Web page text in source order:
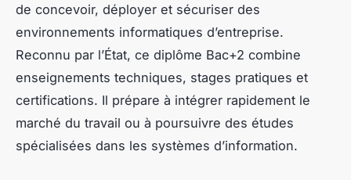
de concevoir, déployer et sécuriser des
environnements informatiques d’entreprise.
Reconnu par l’État, ce diplôme Bac+2 combine
enseignements techniques, stages pratiques et
certifications. Il prépare à intégrer rapidement le
marché du travail ou à poursuivre des études
spécialisées dans les systèmes d’information.